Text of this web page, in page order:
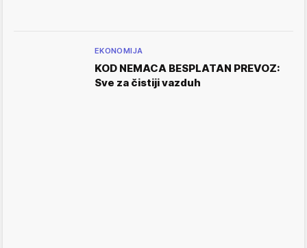
EKONOMIJA
KOD NEMACA BESPLATAN PREVOZ:
Sve za čistiji vazduh